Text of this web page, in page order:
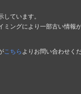
ています。
ングにより一部古い情報
こちら よりお問い合わせく